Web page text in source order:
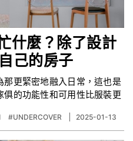
什麼？除了設計
己的房子
那更緊密地融入日常，這也是
的功能性和可用性比服裝更
#UNDERCOVER 2025-01-13